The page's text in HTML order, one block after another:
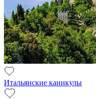
Итальянские каникулы